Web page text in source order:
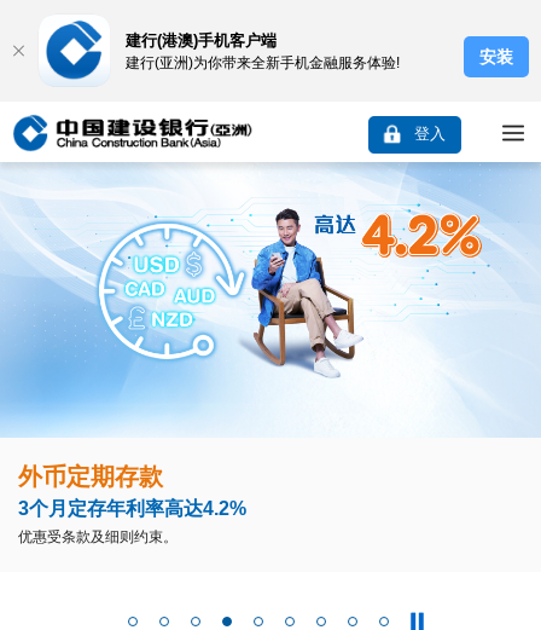
登入
外币定期存款
3个月定存年利率高达4.2%
优惠受条款及细则约束。
建行(港澳)手机客户端
建行(亚洲)为你带来全新手机金融服务体验! 安装